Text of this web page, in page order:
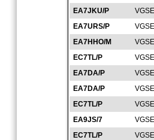
EA7JKU/P
EA7URS/P
EA7HHO/M
EC7TL/P
EA7DA/P
EA7DA/P
EC7TL/P
EA9JS/7
EC7TL/P